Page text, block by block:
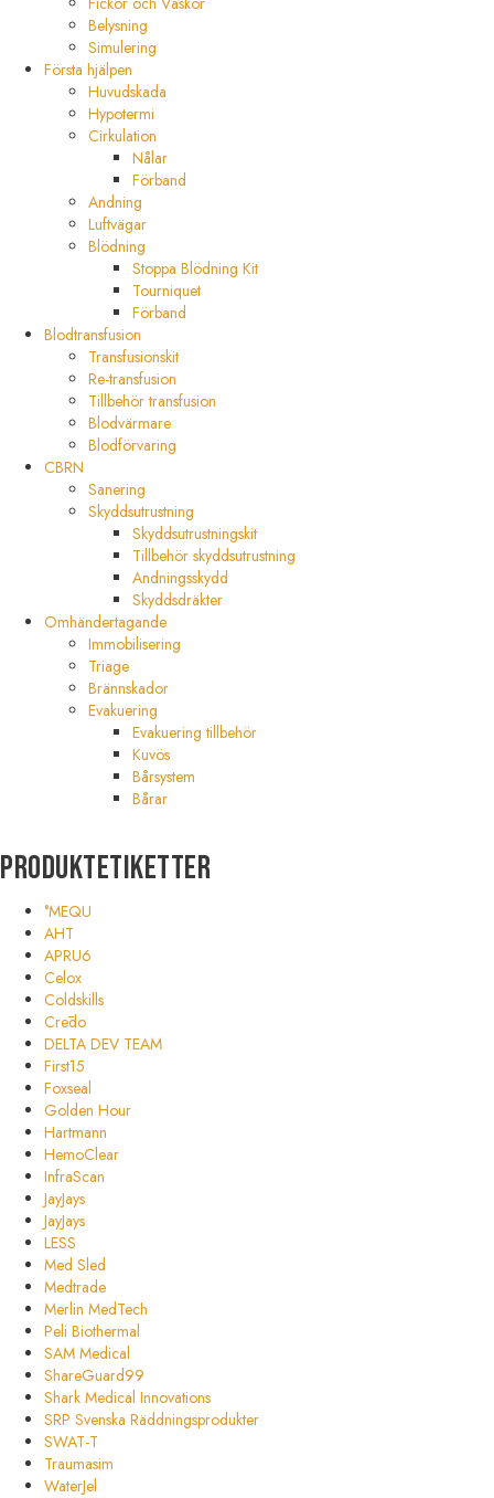
Belysning
Simulering
Första hjälpen
Huvudskada
Hypotermi
Cirkulation
Nålar
Förband
Andning
Luftvägar
Blödning
Stoppa Blödning Kit
Tourniquet
Förband
Blodtransfusion
Transfusionskit
Re-transfusion
Tillbehör transfusion
Blodvärmare
Blodförvaring
CBRN
Sanering
Skyddsutrustning
Skyddsutrustningskit
Tillbehör skyddsutrustning
Andningsskydd
Skyddsdräkter
Omhändertagande
Immobilisering
Triage
Brännskador
Evakuering
Evakuering tillbehör
Kuvös
Bårsystem
Bårar
Produktetiketter
°MEQU
AHT
APRU6
Celox
Coldskills
Crēdo
DELTA DEV TEAM
First15
Foxseal
Golden Hour
Hartmann
HemoClear
InfraScan
JayJays
JayJays
LESS
Med Sled
Medtrade
Merlin MedTech
Peli Biothermal
SAM Medical
ShareGuard99
Shark Medical Innovations
SRP Svenska Räddningsprodukter
SWAT-T
Traumasim
WaterJel